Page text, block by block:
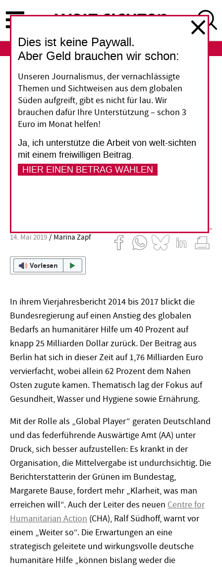
zum
Inhalt
ABO
Auswärtiges Amt
Kritik an humanitärer
Hilfe Deutschlands
Innerhalb weniger Jahre ist Deutschland zum
zweitgrößten staatlichen Geber von
humanitärer Hilfe aufgestiegen. Das Auswärtige
14. Mai 2019 Marina Zapf
Vorlesen
In ihrem Vierjahresbericht 2014 bis 2017 blickt die
Bundesregierung auf einen Anstieg des globalen
Bedarfs an humanitärer Hilfe um 40 Prozent auf
knapp 25 Milliarden Dollar zurück. Der Beitrag aus
Berlin hat sich in dieser Zeit auf 1,76 Milliarden Euro
vervierfacht, wobei allein 62 Prozent dem Nahen
Osten zugute kamen. Thematisch lag der Fokus auf
Gesundheit, Wasser und Hygiene sowie Ernährung.
Mit der Rolle als „Global Player“ geraten Deutschland
und das federführende Auswärtige Amt (AA) unter
Druck, sich besser aufzustellen: Es krankt in der
Organisation, die Mittelvergabe ist undurchsichtig. Die
Berichterstatterin der Grünen im Bundestag,
Margarete Bause, fordert mehr „Klarheit, was man
erreichen will“. Auch der Leiter des neuen Centre for
Humanitarian Action (CHA), Ralf Südhoff, warnt vor
einem „Weiter so“. Die Erwartungen an eine
strategisch geleitete und wirkungsvolle deutsche
humanitäre Hilfe „können bislang weder die
Dies ist keine Paywall.
Aber Geld brauchen wir schon:
Unseren Journalismus, der vernachlässigte
Themen und Sichtweisen aus dem globalen
Süden aufgreift, gibt es nicht für lau. Wir
brauchen dafür Ihre Unterstützung – schon 3
Euro im Monat helfen!
Ja, ich unterstütze die Arbeit von welt-sichten
mit einem freiwilligen Beitrag.
HIER EINEN BETRAG WÄHLEN